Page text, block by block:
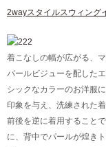
2wayスタイルスウィン
着こなしの幅が広がる、
パールビジューを配した
シックなカラーのお洋服
印象を与え、洗練された
前後を逆に着用すること
に、背中でパールが煌き